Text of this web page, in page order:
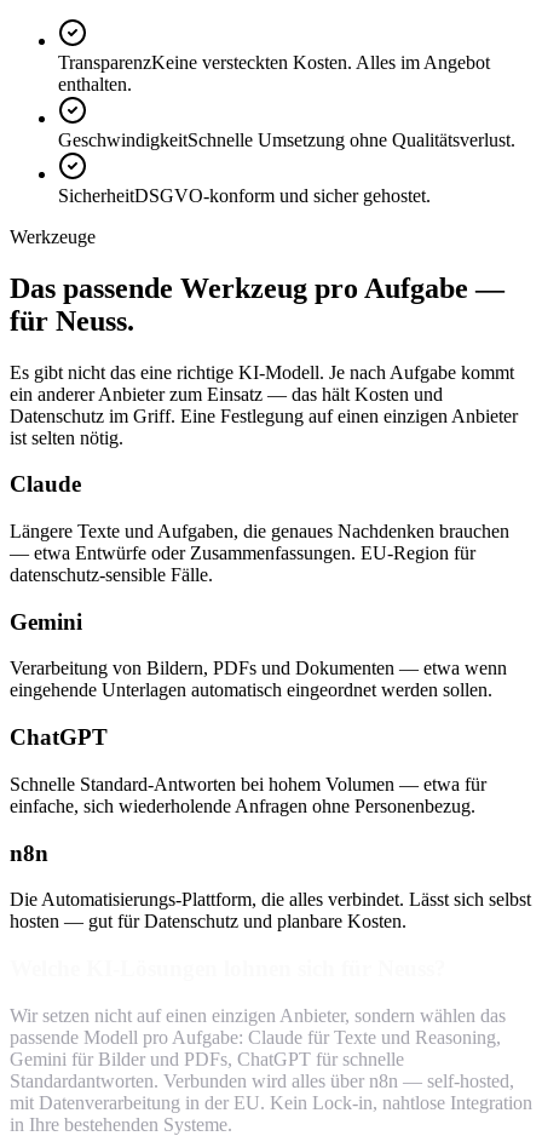
TransparenzKeine versteckten Kosten. Alles im Angebot
enthalten.
GeschwindigkeitSchnelle Umsetzung ohne Qualitätsverlust.
SicherheitDSGVO-konform und sicher gehostet.
Werkzeuge
Das passende Werkzeug pro Aufgabe —
für Neuss.
Es gibt nicht das eine richtige KI-Modell. Je nach Aufgabe kommt
ein anderer Anbieter zum Einsatz — das hält Kosten und
Datenschutz im Griff. Eine Festlegung auf einen einzigen Anbieter
ist selten nötig.
Claude
Längere Texte und Aufgaben, die genaues Nachdenken brauchen
— etwa Entwürfe oder Zusammenfassungen. EU-Region für
datenschutz-sensible Fälle.
Gemini
Verarbeitung von Bildern, PDFs und Dokumenten — etwa wenn
eingehende Unterlagen automatisch eingeordnet werden sollen.
ChatGPT
Schnelle Standard-Antworten bei hohem Volumen — etwa für
einfache, sich wiederholende Anfragen ohne Personenbezug.
n8n
Die Automatisierungs-Plattform, die alles verbindet. Lässt sich selbst
hosten — gut für Datenschutz und planbare Kosten.
Wir setzen nicht auf einen einzigen Anbieter, sondern wählen das
passende Modell pro Aufgabe: Claude für Texte und Reasoning,
Gemini für Bilder und PDFs, ChatGPT für schnelle
Standardantworten. Verbunden wird alles über n8n — self-hosted,
mit Datenverarbeitung in der EU. Kein Lock-in, nahtlose Integration
in Ihre bestehenden Systeme.